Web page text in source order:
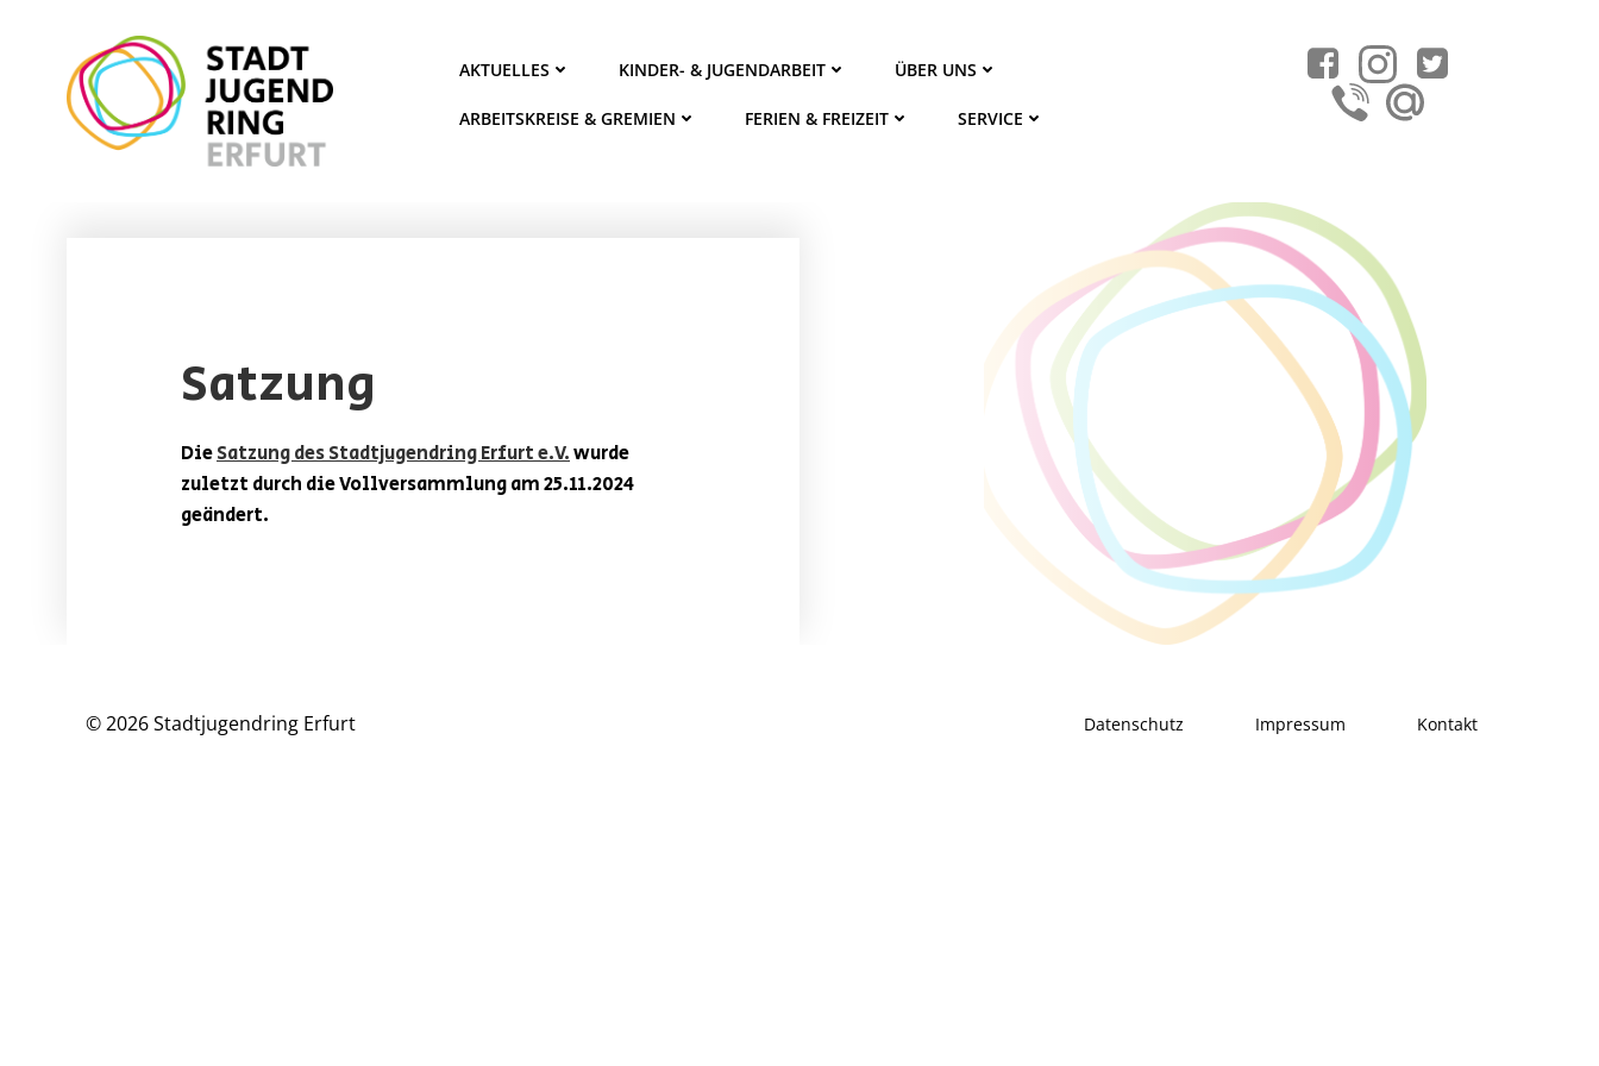
springen
AKTUELLES KINDER- & JUGENDARBEIT ÜBER UNS
ARBEITSKREISE & GREMIEN FERIEN & FREIZEIT SERVICE
Satzung
DieSatzung des Stadtjugendring Erfurt e.V.wurde
zuletzt durch die Vollversammlung am 25.11.2024
geändert.
© 2026 Stadtjugendring Erfurt Datenschutz Impressum Kontakt